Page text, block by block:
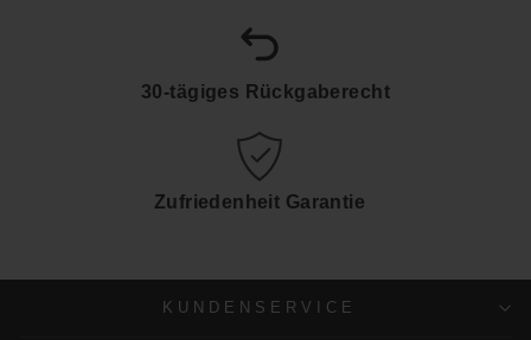
30-tägiges Rückgaberecht
Zufriedenheit Garantie
KUNDENSERVICE